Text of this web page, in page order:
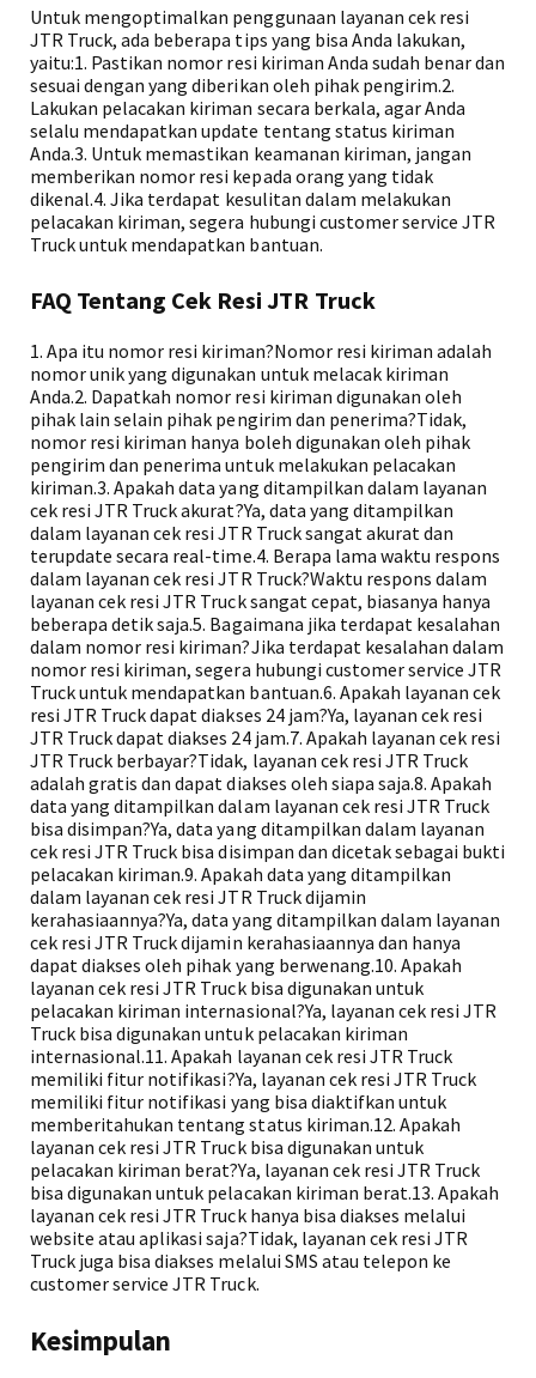
Untuk mengoptimalkan penggunaan layanan cek resi
JTR Truck, ada beberapa tips yang bisa Anda lakukan,
yaitu:1. Pastikan nomor resi kiriman Anda sudah benar dan
sesuai dengan yang diberikan oleh pihak pengirim.2.
Lakukan pelacakan kiriman secara berkala, agar Anda
selalu mendapatkan update tentang status kiriman
Anda.3. Untuk memastikan keamanan kiriman, jangan
memberikan nomor resi kepada orang yang tidak
dikenal.4. Jika terdapat kesulitan dalam melakukan
pelacakan kiriman, segera hubungi customer service JTR
Truck untuk mendapatkan bantuan.
FAQ Tentang Cek Resi JTR Truck
1. Apa itu nomor resi kiriman?Nomor resi kiriman adalah
nomor unik yang digunakan untuk melacak kiriman
Anda.2. Dapatkah nomor resi kiriman digunakan oleh
pihak lain selain pihak pengirim dan penerima?Tidak,
nomor resi kiriman hanya boleh digunakan oleh pihak
pengirim dan penerima untuk melakukan pelacakan
kiriman.3. Apakah data yang ditampilkan dalam layanan
cek resi JTR Truck akurat?Ya, data yang ditampilkan
dalam layanan cek resi JTR Truck sangat akurat dan
terupdate secara real-time.4. Berapa lama waktu respons
dalam layanan cek resi JTR Truck?Waktu respons dalam
layanan cek resi JTR Truck sangat cepat, biasanya hanya
beberapa detik saja.5. Bagaimana jika terdapat kesalahan
dalam nomor resi kiriman?Jika terdapat kesalahan dalam
nomor resi kiriman, segera hubungi customer service JTR
Truck untuk mendapatkan bantuan.6. Apakah layanan cek
resi JTR Truck dapat diakses 24 jam?Ya, layanan cek resi
JTR Truck dapat diakses 24 jam.7. Apakah layanan cek resi
JTR Truck berbayar?Tidak, layanan cek resi JTR Truck
adalah gratis dan dapat diakses oleh siapa saja.8. Apakah
data yang ditampilkan dalam layanan cek resi JTR Truck
bisa disimpan?Ya, data yang ditampilkan dalam layanan
cek resi JTR Truck bisa disimpan dan dicetak sebagai bukti
pelacakan kiriman.9. Apakah data yang ditampilkan
dalam layanan cek resi JTR Truck dijamin
kerahasiaannya?Ya, data yang ditampilkan dalam layanan
cek resi JTR Truck dijamin kerahasiaannya dan hanya
dapat diakses oleh pihak yang berwenang.10. Apakah
layanan cek resi JTR Truck bisa digunakan untuk
pelacakan kiriman internasional?Ya, layanan cek resi JTR
Truck bisa digunakan untuk pelacakan kiriman
internasional.11. Apakah layanan cek resi JTR Truck
memiliki fitur notifikasi?Ya, layanan cek resi JTR Truck
memiliki fitur notifikasi yang bisa diaktifkan untuk
memberitahukan tentang status kiriman.12. Apakah
layanan cek resi JTR Truck bisa digunakan untuk
pelacakan kiriman berat?Ya, layanan cek resi JTR Truck
bisa digunakan untuk pelacakan kiriman berat.13. Apakah
layanan cek resi JTR Truck hanya bisa diakses melalui
website atau aplikasi saja?Tidak, layanan cek resi JTR
Truck juga bisa diakses melalui SMS atau telepon ke
customer service JTR Truck.
Kesimpulan